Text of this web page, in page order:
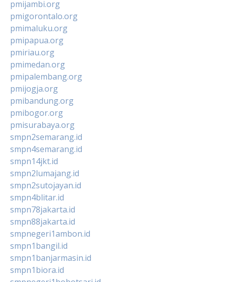
pmijambi.org
pmigorontalo.org
pmimaluku.org
pmipapua.org
pmiriau.org
pmimedan.org
pmipalembang.org
pmijogja.org
pmibandung.org
pmibogor.org
pmisurabaya.org
smpn2semarang.id
smpn4semarang.id
smpn14jkt.id
smpn2lumajang.id
smpn2sutojayan.id
smpn4blitar.id
smpn78jakarta.id
smpn88jakarta.id
smpnegeri1ambon.id
smpn1bangil.id
smpn1banjarmasin.id
smpn1biora.id